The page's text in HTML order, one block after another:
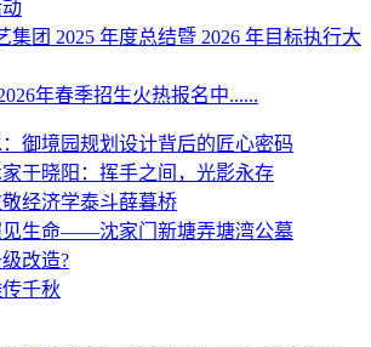
集团 2025 年度总结暨 2026 年目标执行大
年春季招生火热报名中......
御境园规划设计背后的匠心密码
于晓阳：挥手之间，光影永存
经济学泰斗薛暮桥
见生命——沈家门新塘弄塘湾公墓
改造?
千秋